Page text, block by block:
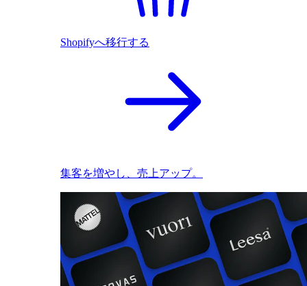
Shopifyへ移行する
集客を増やし、売上アップ。